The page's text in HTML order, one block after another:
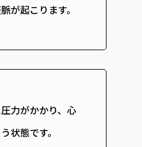
が起こります。
力がかかり、心
状態です。